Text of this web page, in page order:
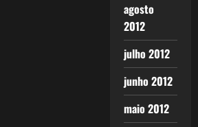
agosto
2012
julho 2012
junho 2012
maio 2012